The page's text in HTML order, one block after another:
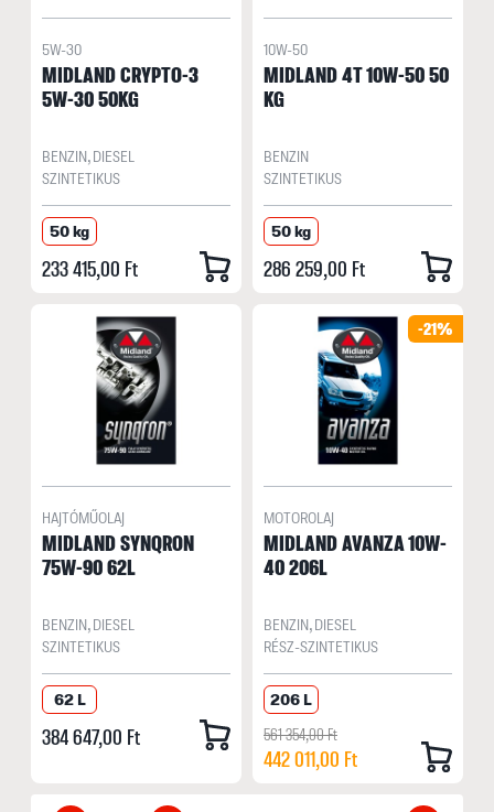
5W-30
MIDLAND CRYPTO-3
5W-30 50KG
BENZIN, DIESEL
SZINTETIKUS
50 kg
233 415,00 Ft
10W-50
MIDLAND 4T 10W-50 50
KG
BENZIN
SZINTETIKUS
50 kg
286 259,00 Ft
HAJTÓMŰOLAJ
MIDLAND SYNQRON
75W-90 62L
BENZIN, DIESEL
SZINTETIKUS
62 L
384 647,00 Ft
-21%
MOTOROLAJ
MIDLAND AVANZA 10W-
40 206L
BENZIN, DIESEL
RÉSZ-SZINTETIKUS
206 L
561 354,00 Ft
442 011,00 Ft